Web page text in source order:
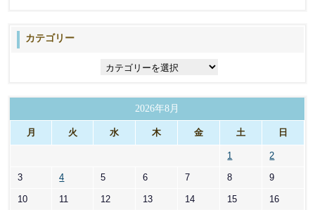
カテゴリー
ー
2026年8月
月 火 水 木 金 土 日
1 2
3 4 5 6 7 8 9
10 11 12 13 14 15 16